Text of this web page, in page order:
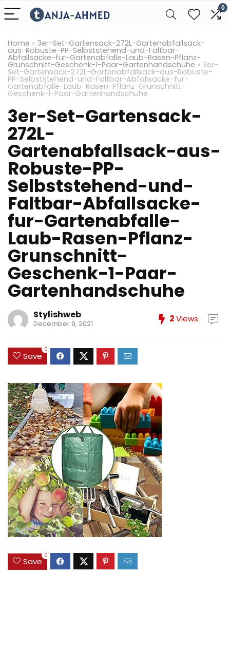
0
Home » 3er-Set-Gartensack-272L-Gartenabfallsack-
aus-Robuste-PP-Selbststehend-und-Faltbar-
Abfallsacke-fur-Gartenabfalle-Laub-Rasen-Pflanz-
Grunschnitt-Geschenk-1-Paar-Gartenhandschuhe » 3er-
Set-Gartensack-272L-Gartenabfallsack-aus-Robuste-
PP-Selbststehend-und-Faltbar-Abfallsacke-fur-
Gartenabfalle-Laub-Rasen-Pflanz-Grunschnitt-
Geschenk-1-Paar-Gartenhandschuhe
3er-Set-Gartensack-
272L-
Gartenabfallsack-aus-
Robuste-PP-
Selbststehend-und-
Faltbar-Abfallsacke-
fur-Gartenabfalle-
Laub-Rasen-Pflanz-
Grunschnitt-
Geschenk-1-Paar-
Gartenhandschuhe
Stylishweb
December 9, 2021 2Views
Save
0
Save
0